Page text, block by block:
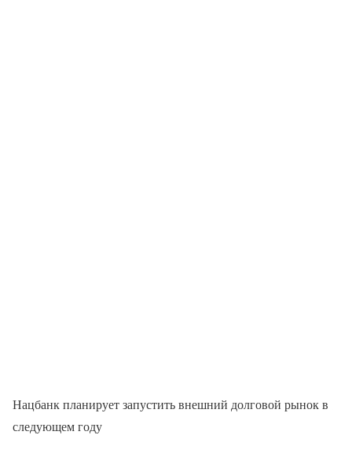
Нацбанк планирует запустить внешний долговой рынок в
следующем году